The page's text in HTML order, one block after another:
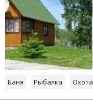
Баня Рыбалка Охота